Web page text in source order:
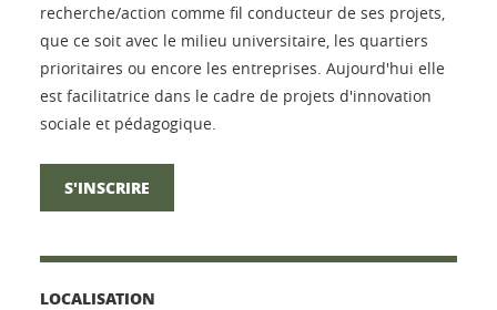
recherche/action comme fil conducteur de ses projets,
que ce soit avec le milieu universitaire, les quartiers
prioritaires ou encore les entreprises. Aujourd'hui elle
est facilitatrice dans le cadre de projets d'innovation
sociale et pédagogique.
S'INSCRIRE
LOCALISATION